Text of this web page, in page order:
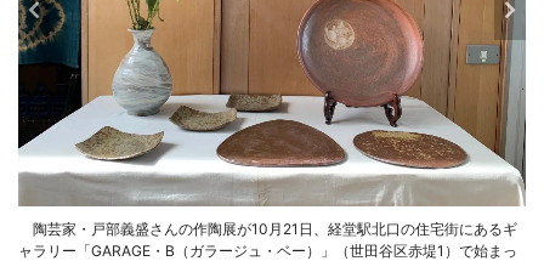
陶芸家・戸部義盛さんの作陶展が10月21日、経堂駅北口の住宅街にあるギ
ャラリー「GARAGE・B（ガラージュ・ベー）」（世田谷区赤堤1）で始まっ